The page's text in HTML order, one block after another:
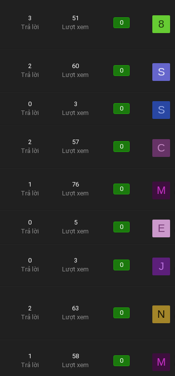
3
Trả lời
51
Lượt xem
0 8
2
Trả lời
60
Lượt xem
0 S
0
Trả lời
3
Lượt xem
0 S
2
Trả lời
57
Lượt xem
0 C
1
Trả lời
76
Lượt xem
0 M
0
Trả lời
5
Lượt xem
0 E
0
Trả lời
3
Lượt xem
0 J
2
Trả lời
63
Lượt xem
0 N
1
Trả lời
58
Lượt xem
0 M